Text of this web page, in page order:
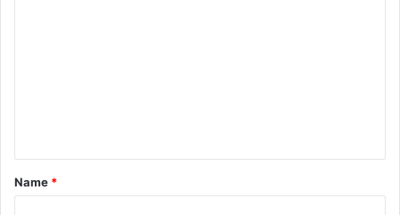
*
Name *